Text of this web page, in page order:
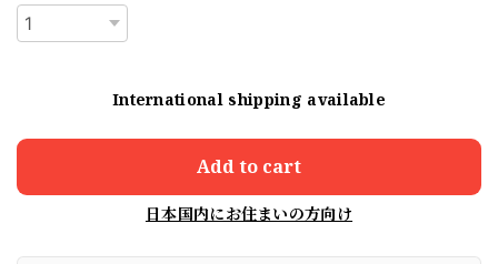
International shipping available
Add to cart
日本国内にお住まいの方向け